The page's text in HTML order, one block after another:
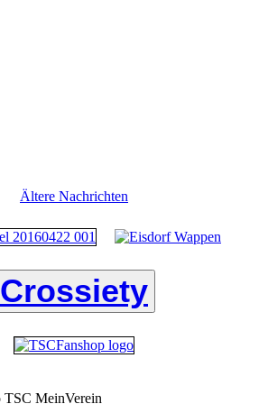
Ältere Nachrichten
Crossiety